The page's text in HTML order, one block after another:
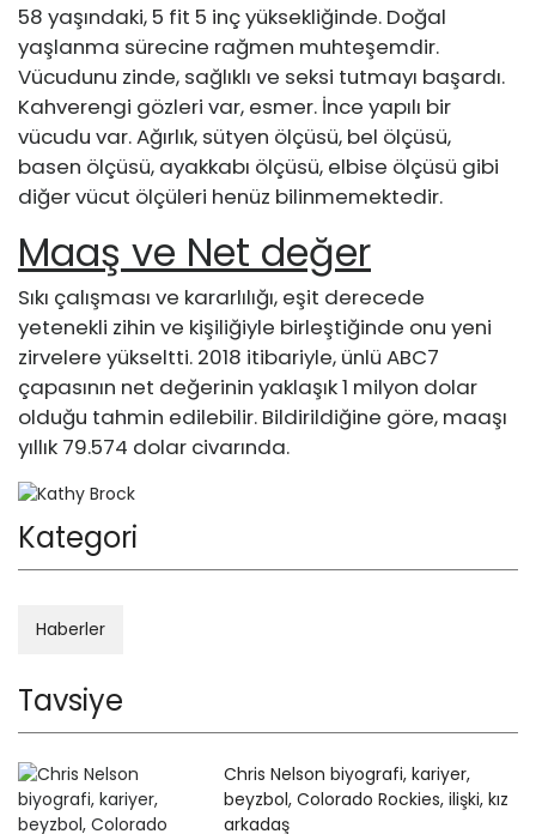
58 yaşındaki, 5 fit 5 inç yüksekliğinde. Doğal
yaşlanma sürecine rağmen muhteşemdir.
Vücudunu zinde, sağlıklı ve seksi tutmayı başardı.
Kahverengi gözleri var, esmer. İnce yapılı bir
vücudu var. Ağırlık, sütyen ölçüsü, bel ölçüsü,
basen ölçüsü, ayakkabı ölçüsü, elbise ölçüsü gibi
diğer vücut ölçüleri henüz bilinmemektedir.
Maaş ve Net değer
Sıkı çalışması ve kararlılığı, eşit derecede
yetenekli zihin ve kişiliğiyle birleştiğinde onu yeni
zirvelere yükseltti. 2018 itibariyle, ünlü ABC7
çapasının net değerinin yaklaşık 1 milyon dolar
olduğu tahmin edilebilir. Bildirildiğine göre, maaşı
yıllık 79.574 dolar civarında.
Kategori
Haberler
Tavsiye
Chris Nelson biyografi, kariyer,
beyzbol, Colorado Rockies, ilişki, kız
arkadaş